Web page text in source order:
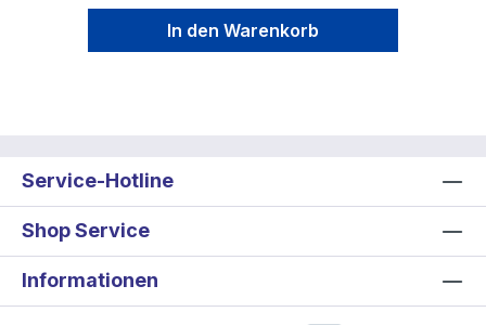
In den Warenkorb
Service-Hotline
Shop Service
Informationen